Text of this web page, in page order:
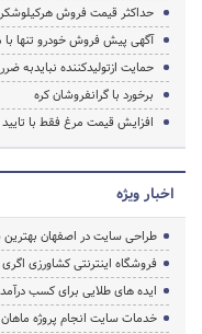
حداکثر قیمت فروش هرکیلوشکر۳۲0۰ تومان
آگهی پیش فروش خودرو تنها با
حمایت ازتولیدکننده نبایدبه
برخورد با گرانفروشان کره
افزایش قیمت مرغ فقط با
اخبار ویژه
طراحی سایت در اصفهان بهترین
فروشگاه اینترنتی کشاورزی اگری
ایده های طلایی برای کسب درآمد
خدمات سایت انجام پروژه ماهان